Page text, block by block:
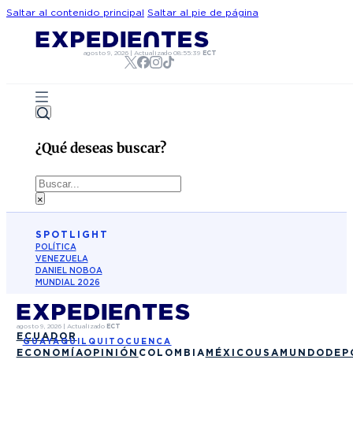
Saltar al contenido principal Saltar al pie de página
agosto 9, 2026| Actualizado 08:55:39 ECT
¿Qué deseas buscar?
Buscar
×
SPOTLIGHT
POLÍTICA
VENEZUELA
DANIEL NOBOA
MUNDIAL 2026
agosto 9, 2026| Actualizado ECT
ECUADOR
GUAYAQUIL QUITO CUENCA
ECONOMÍAOPINIÓN COLOMBIA MÉXICO USA MUNDO